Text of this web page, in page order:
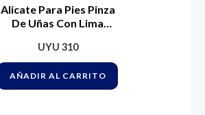
Alicate Para Pies Pinza
De Uñas Con Lima
UYU 310
AÑADIR AL CARRITO